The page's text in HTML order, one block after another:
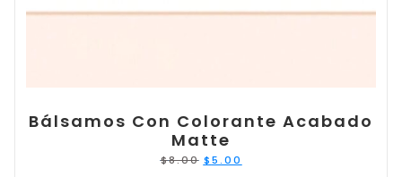
Bálsamos Con Colorante Acabado
Matte
$8.00 El
precio
$5.00
precio